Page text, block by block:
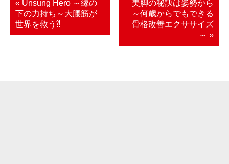
« Unsung Hero ～縁の
下の力持ち～大腰筋が
世界を救う⁈
美脚の秘訣は姿勢から
～何歳からでもできる
骨格改善エクササイズ
～ »